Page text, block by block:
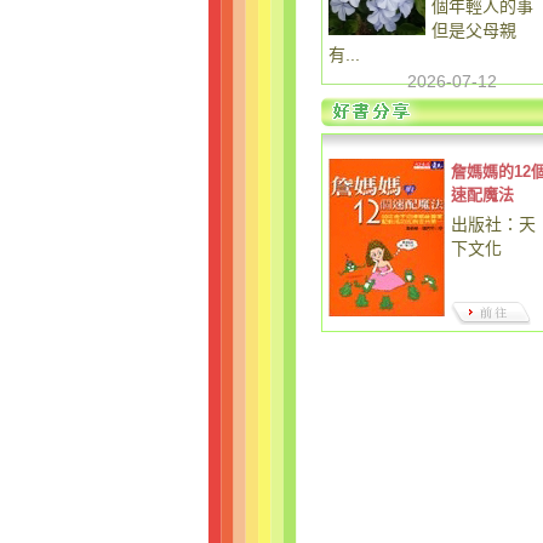
個年輕人的事
但是父母親
有...
2026-07-12
詹媽媽的12
速配魔法
出版社：天
下文化